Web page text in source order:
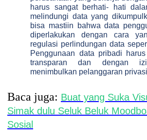
harus sangat berhati- hati
melindungi data yang
bisa mastiin bahwa data
diperlakukan dengan cara
regulasi perlindungan data
Penggunaan data pribadi
transparan dan dengan
menimbulkan pelanggaran
Baca juga: Buat yang Suka
Simak dulu Seluk Beluk
Sosial